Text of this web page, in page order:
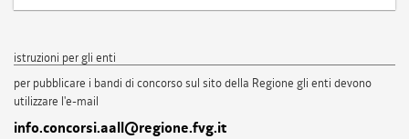
istruzioni per gli enti
per pubblicare i bandi di concorso sul sito della Regione gli enti devono
utilizzare l'e-mail
info.concorsi.aall@regione.fvg.it